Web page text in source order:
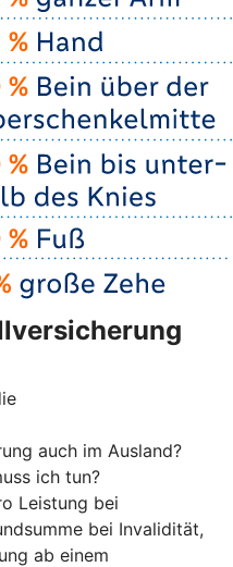
auch im Ausland?
ich tun?
Leistung bei
bei Invalidität,
ab einem